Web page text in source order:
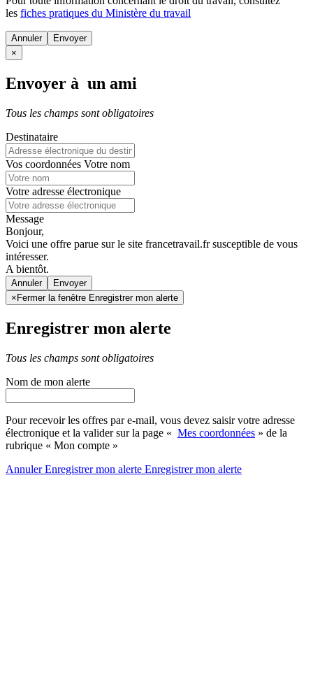
les fiches pratiques du Ministère du travail
Annuler
×
Envoyer à un ami
Tous les champs sont obligatoires
Destinataire
Vos coordonnées Votre nom
Votre adresse électronique
Message
Bonjour,
Voici une offre parue sur le site francetravail.fr susceptible de vous
intéresser.
A bientôt.
Annuler
× Fermer la fenêtre Enregistrer mon alerte
Enregistrer mon alerte
Tous les champs sont obligatoires
Nom de mon alerte
Pour recevoir les offres par e-mail, vous devez saisir votre adresse
électronique et la valider sur la page « Mes coordonnées » de la
rubrique « Mon compte »
AnnulerEnregistrer mon alerte Enregistrermon alerte